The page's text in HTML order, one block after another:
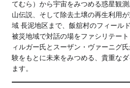
てむら）から宇宙をみつめる惑星観
山伝説、そして除去土壌の再生利用
域 長泥地区まで、飯舘村のフィール
被災地域で対話の場をファシリテー
ィルガー氏とスーザン・ヴァーニグ
験をもとに未来をみつめる、貴重な
ます。